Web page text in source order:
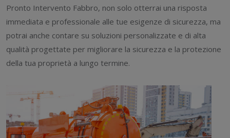
Pronto Intervento Fabbro, non solo otterrai una risposta
immediata e professionale alle tue esigenze di sicurezza, ma
potrai anche contare su soluzioni personalizzate e di alta
qualità progettate per migliorare la sicurezza e la protezione
della tua proprietà a lungo termine.